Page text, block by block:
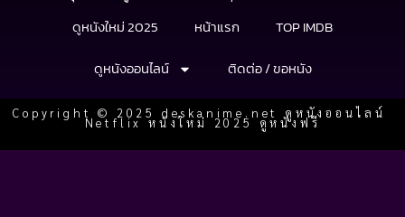
ดูหนังใหม่ 2025 หน้าแรก
TOP IMDB
ดูหนังออนไลน์
ติดต่อ / ขอหนัง
Copyright © 2025 deskanime.net ดูหนังออนไลน์
Netflix หนังใหม่ 2025 ดูหนังฟรี